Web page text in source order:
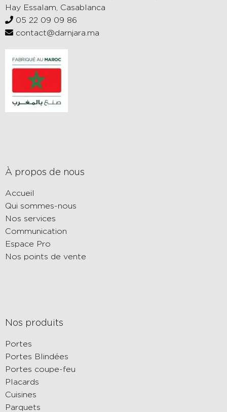
Hay Essalam, Casablanca
05 22 09 09 86
contact@darnjara.ma
À propos de nous
Accueil
Qui sommes-nous
Nos services
Communication
Espace Pro
Nos points de vente
Nos produits
Portes
Portes Blindées
Portes coupe-feu
Placards
Cuisines
Parquets